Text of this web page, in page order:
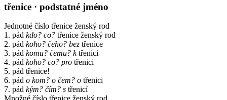
třenice · podstatné jméno
Jednotné číslo třenice ženský rod
1. pád kdo? co? třenice ženský rod
2. pád koho? čeho? bez třenice
3. pád komu? čemu? ktřenici
4. pád koho? co? pro třenici
5. pád třenice!
6. pád o kom? o čem? o třenici
7. pád kým? čím? s třenicí